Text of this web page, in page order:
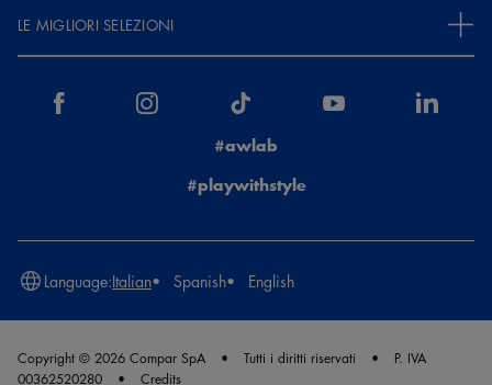
LE MIGLIORI SELEZIONI
#awlab
#playwithstyle
Language:Italian Spanish English
Copyright © 2026 Compar SpA Tutti i diritti riservati
P. IVA
00362520280
Credits